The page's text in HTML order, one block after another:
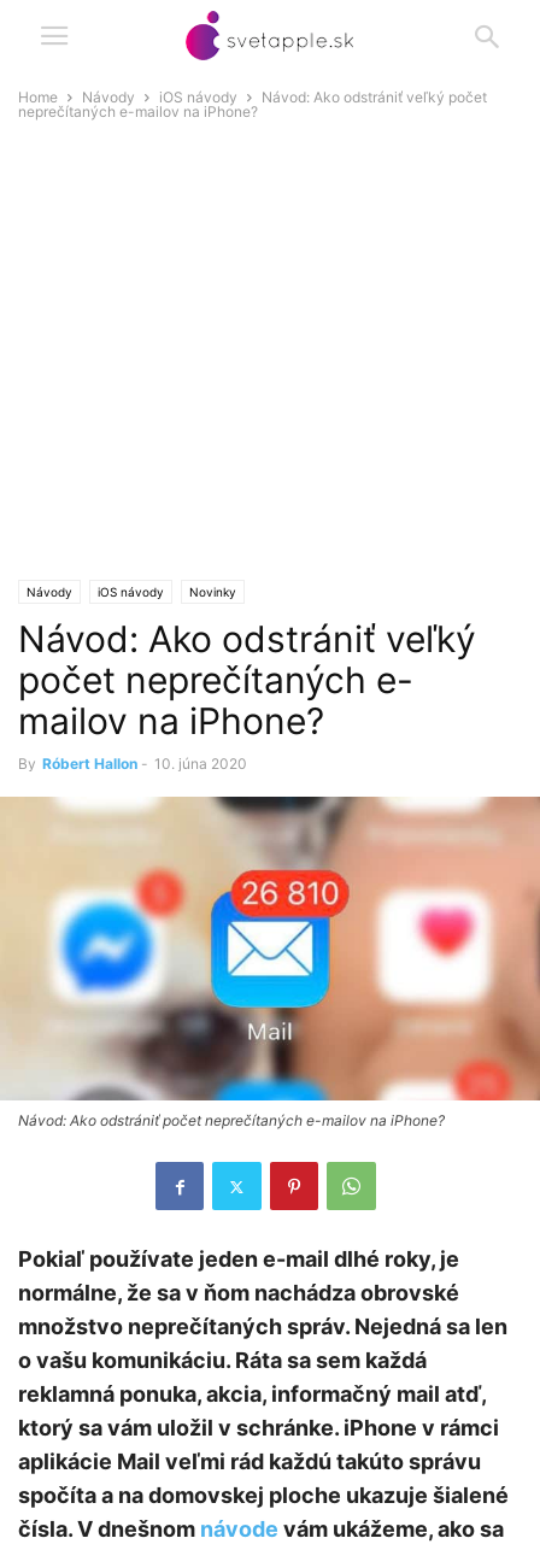
Home Návody iOS návody
Návod: Ako odstrániť veľký počet
neprečítaných e-mailov na iPhone?
Návody iOS návody Novinky
Návod: Ako odstrániť veľký
počet neprečítaných e-
mailov na iPhone?
By Róbert Hallon - 10. júna 2020
Návod: Ako odstrániť počet neprečítaných e-mailov na iPhone?
Pokiaľ používate jeden e-mail dlhé roky, je
normálne, že sa v ňom nachádza obrovské
množstvo neprečítaných správ. Nejedná sa len
o vašu komunikáciu. Ráta sa sem každá
reklamná ponuka, akcia, informačný mail atď,
ktorý sa vám uložil v schránke. iPhone v rámci
aplikácie Mail veľmi rád každú takúto správu
spočíta a na domovskej ploche ukazuje šialené
čísla. V dnešnom návode vám ukážeme, ako sa